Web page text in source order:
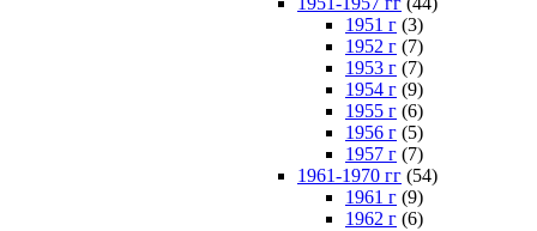
1951 г (3)
1952 г (7)
1953 г (7)
1954 г (9)
1955 г (6)
1956 г (5)
1957 г (7)
1961-1970 гг (54)
1961 г (9)
1962 г (6)